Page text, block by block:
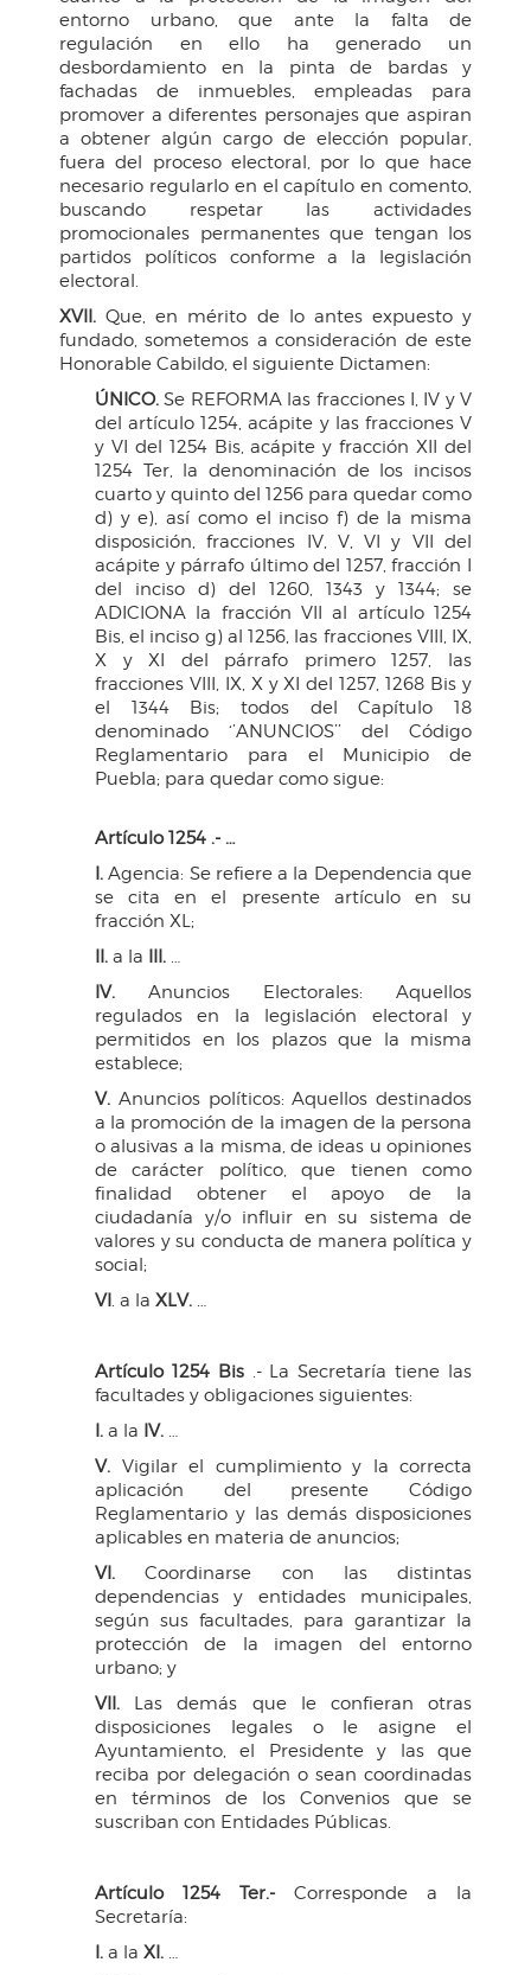
entorno urbano, que ante la falta de
regulación en ello ha generado un
desbordamiento en la pinta de bardas y
fachadas de inmuebles, empleadas para
promover a diferentes personajes que aspiran
a obtener algún cargo de elección popular,
fuera del proceso electoral, por lo que hace
necesario regularlo en el capítulo en comento,
buscando respetar las actividades
promocionales permanentes que tengan los
partidos políticos conforme a la legislación
electoral.
XVII. Que, en mérito de lo antes expuesto y
fundado, sometemos a consideración de este
Honorable Cabildo, el siguiente Dictamen:
ÚNICO. Se REFORMA las fracciones I, IV y V
del artículo 1254, acápite y las fracciones V
y VI del 1254 Bis, acápite y fracción XII del
1254 Ter, la denominación de los incisos
cuarto y quinto del 1256 para quedar como
d) y e), así como el inciso f) de la misma
disposición, fracciones IV, V, VI y VII del
acápite y párrafo último del 1257, fracción I
del inciso d) del 1260, 1343 y 1344; se
ADICIONA la fracción VII al artículo 1254
Bis, el inciso g) al 1256, las fracciones VIII, IX,
X y XI del párrafo primero 1257, las
fracciones VIII, IX, X y XI del 1257, 1268 Bis y
el 1344 Bis; todos del Capítulo 18
denominado ‘’ANUNCIOS’’ del Código
Reglamentario para el Municipio de
Puebla; para quedar como sigue:
Artículo 1254 .- …
I. Agencia: Se refiere a la Dependencia que
se cita en el presente artículo en su
fracción XL;
II. a la III.
IV. Anuncios Electorales: Aquellos
regulados en la legislación electoral y
permitidos en los plazos que la misma
establece;
V. Anuncios políticos: Aquellos destinados
a la promoción de la imagen de la persona
o alusivas a la misma, de ideas u opiniones
de carácter político, que tienen como
finalidad obtener el apoyo de la
ciudadanía y/o influir en su sistema de
valores y su conducta de manera política y
social;
VI . a la XLV.
Artículo 1254 Bis.- La Secretaría tiene las
facultades y obligaciones siguientes:
I. a la IV.
V. Vigilar el cumplimiento y la correcta
aplicación del presente Código
Reglamentario y las demás disposiciones
aplicables en materia de anuncios;
VI. Coordinarse con las distintas
dependencias y entidades municipales,
según sus facultades, para garantizar la
protección de la imagen del entorno
urbano; y
VII. Las demás que le confieran otras
disposiciones legales o le asigne el
Ayuntamiento, el Presidente y las que
reciba por delegación o sean coordinadas
en términos de los Convenios que se
suscriban con Entidades Públicas.
Artículo 1254 Ter.- Corresponde a la
Secretaría:
I. a la XI.